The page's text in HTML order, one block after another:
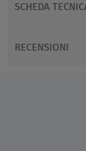
SCHEDA
RECENSIONI